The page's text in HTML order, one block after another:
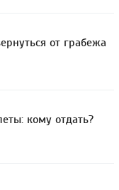
от грабежа
кому отдать?